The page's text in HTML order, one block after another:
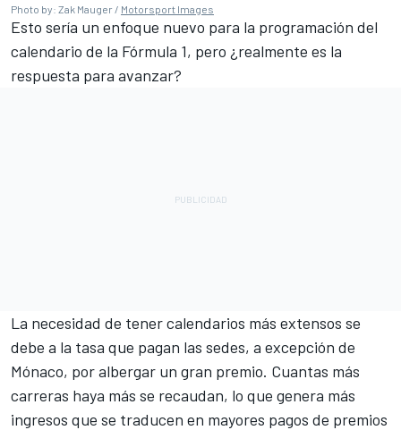
Photo by: Zak Mauger / Motorsport Images
Esto sería un enfoque nuevo para la programación del
calendario de la Fórmula 1, pero ¿realmente es la
respuesta para avanzar?
La necesidad de tener calendarios más extensos se
debe a la tasa que pagan las sedes, a excepción de
Mónaco, por albergar un gran premio. Cuantas más
carreras haya más se recaudan, lo que genera más
ingresos que se traducen en mayores pagos de premios